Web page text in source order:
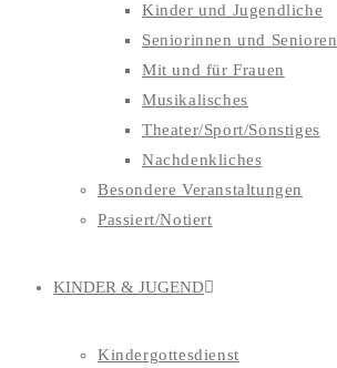
Kinder und Jugendliche
Seniorinnen und Senioren
Mit und für Frauen
Musikalisches
Theater/Sport/Sonstiges
Nachdenkliches
Besondere Veranstaltungen
Passiert/Notiert
KINDER & JUGEND
Kindergottesdienst